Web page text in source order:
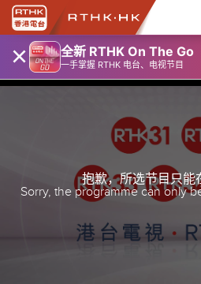
× 全新 RTHK On The Go
一手掌握 RTHK 电台、电视节目
抱歉，所选节目只能
Sorry, the programme can only